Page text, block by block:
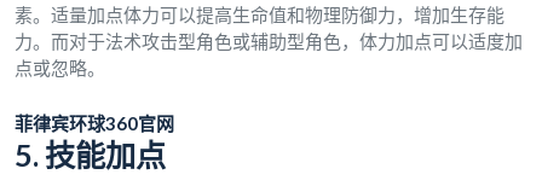
素。适量加点体力可以提高生命值和物理防御力，增加生存能
力。而对于法术攻击型角色或辅助型角色，体力加点可以适度加
点或忽略。
菲律宾环球360官网
5. 技能加点